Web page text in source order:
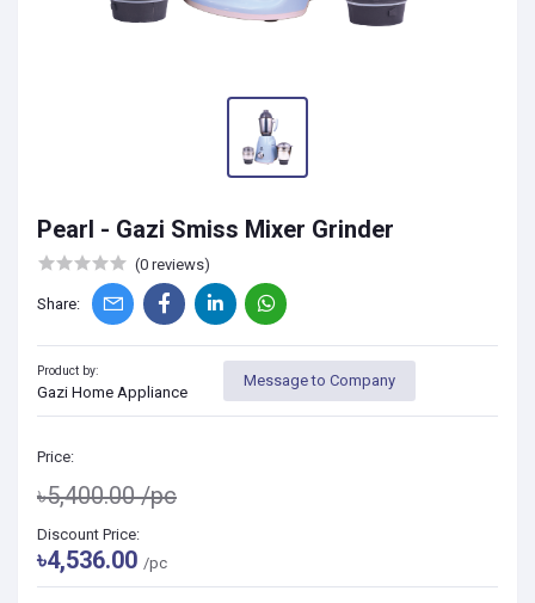
Pearl - Gazi Smiss Mixer Grinder
(0 reviews)
Share:
Product by:
Gazi Home Appliance
Message to Company
Price:
৳5,400.00/pc
Discount Price:
৳4,536.00 /pc